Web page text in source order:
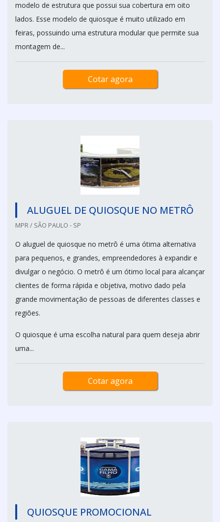
modelo de estrutura que possui sua cobertura em oito
lados. Esse modelo de quiosque é muito utilizado em
feiras, possuindo uma estrutura modular que permite sua
montagem de...
Cotar agora
ALUGUEL DE QUIOSQUE NO METRÔ
MPR / SÃO PAULO - SP
O aluguel de quiosque no metrô é uma ótima alternativa
para pequenos, e grandes, empreendedores à expandir e
divulgar o negócio. O metrô é um ótimo local para alcançar
clientes de forma rápida e objetiva, motivo dado pela
grande movimentação de pessoas de diferentes classes e
regiões.
O quiosque é uma escolha natural para quem deseja abrir
uma...
Cotar agora
QUIOSQUE PROMOCIONAL